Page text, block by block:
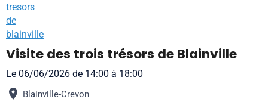
Visite des trois trésors de Blainville
Le 06/06/2026 de 14:00 à 18:00
Blainville-Crevon